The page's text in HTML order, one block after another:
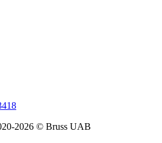
2026 © Bruss UAB